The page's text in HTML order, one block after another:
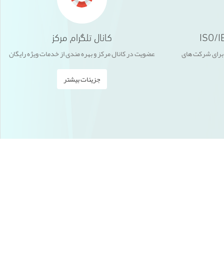
مراحل پیاده سازی ISO/IEC17020 برای شرکت های
کانال تلگرام مرکز
عضویت در کانال مرکز و بهره مندی از خدمات ویژه رایگان
جزیئات بیشتر